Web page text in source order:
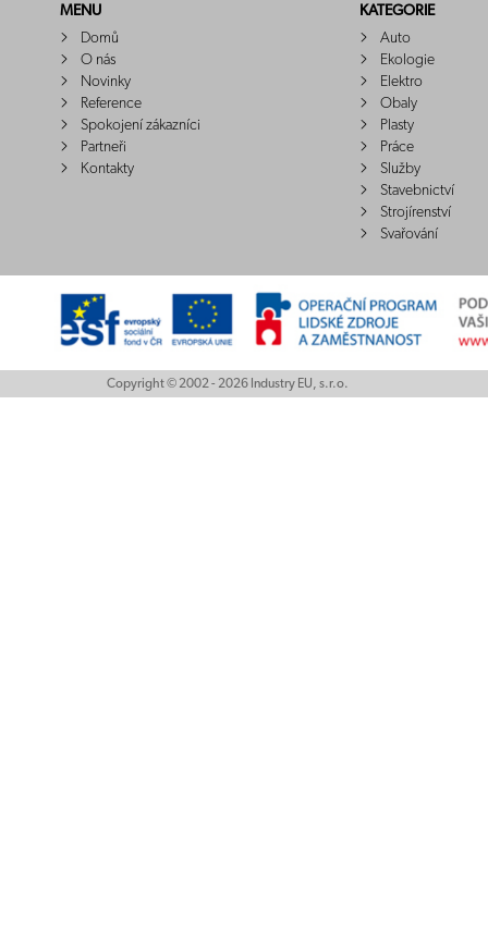
MENU
Domů
O nás
Novinky
Reference
Spokojení zákazníci
Partneři
Kontakty
KATEGORIE
Auto
Ekologie
Elektro
Obaly
Plasty
Práce
Služby
Stavebnictví
Strojírenství
Svařování
Copyright © 2002 - 2026 Industry EU, s.r.o.